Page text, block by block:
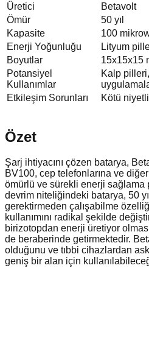
Üretici
Betavolt
Ömür
50 yıl
Kapasite
100
Enerji Yoğunluğu
Lityum
Boyutlar
15x15x15
Potansiyel
Kullanımlar
Kalp
Etkileşim Sorunları
Kötü
Özet
Şarj ihtiyacını çözen batarya,
BV100, cep telefonlarına ve
ömürlü ve sürekli enerji sağlama
devrim niteliğindeki batarya, 50
gerektirmeden çalışabilme
kullanımını radikal şekilde
birizotopdan enerji üretiyor
de beraberinde getirmektedir.
olduğunu ve tıbbi cihazlardan
geniş bir alan için